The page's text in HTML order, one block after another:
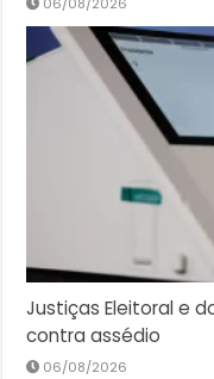
06/08/2026
Justiças Eleitoral e
contra assédio
06/08/2026